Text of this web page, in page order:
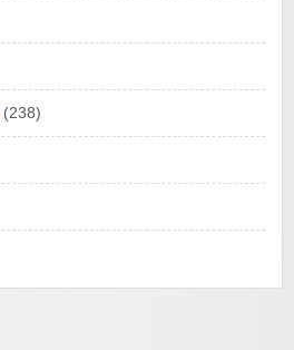
(238)